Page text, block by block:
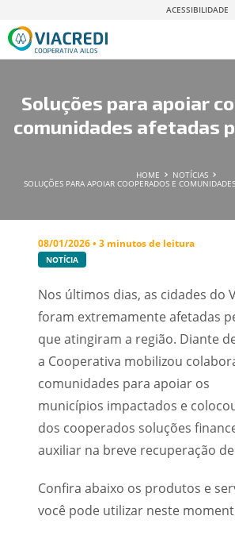
ACESSIBILIDADE
Soluções para apoiar
comunidades afetadas
HOME
NOTÍCIAS
SOLUÇÕES PARA APOIAR COOPERADOS E
08/01/2026 • 3 minutos de leitura
NOTÍCIA
Nos últimos dias, as cidades do
foram extremamente afetadas
que atingiram a região. Diante
a Cooperativa mobilizou
comunidades para apoiar os
municípios impactados e
dos cooperados soluções
auxiliar na breve recuperação
Confira abaixo os produtos e
você pode utilizar neste